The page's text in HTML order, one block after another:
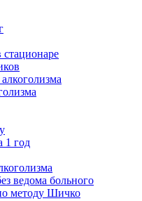
стационаре
1 год
ведома больного
методу Шичко